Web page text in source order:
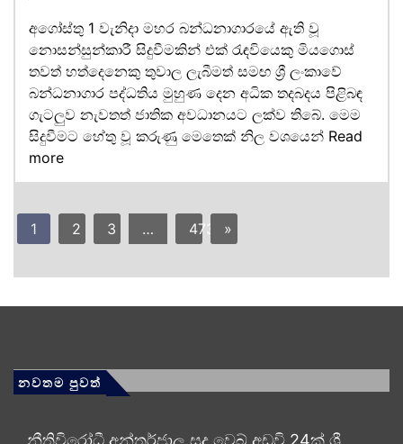
අගෝස්තු 1 වැනිදා මහර බන්ධනාගාරයේ ඇති වූ
නොසන්සුන්කාරී සිදුවීමකින් එක් රැඳවියෙකු මියගොස්
තවත් හත්දෙනෙකු තුවාල ලැබීමත් සමඟ ශ්‍රී ලංකාවේ
බන්ධනාගාර පද්ධතිය මුහුණ දෙන අධික තදබදය පිළිබඳ
ගැටලුව නැවතත් ජාතික අවධානයට ලක්ව තිබේ. මෙම
සිදුවීමට හේතු වූ කරුණු මෙතෙක් නිල වශයෙන් Read
more
1 2 3 … 473 »
නවතම පුවත්
නීතිවිරෝධී අන්තර්ජාල සූදු වෙබ් අඩවි 24ක් ශ්‍රී